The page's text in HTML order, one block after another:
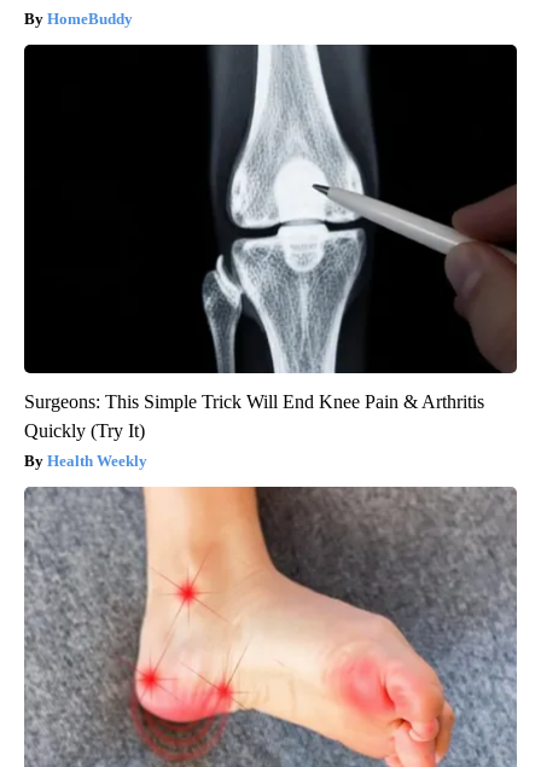
HomeBuddy
Surgeons: This Simple Trick Will End Knee Pain & Arthritis
Quickly (Try It)
Health Weekly